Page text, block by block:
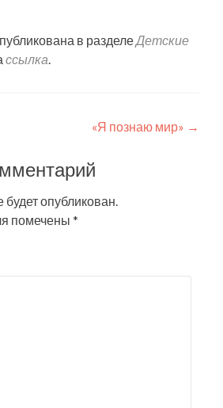
в разделе Детские
ссылка
«Я познаю мир» →
опубликован.
помечены *